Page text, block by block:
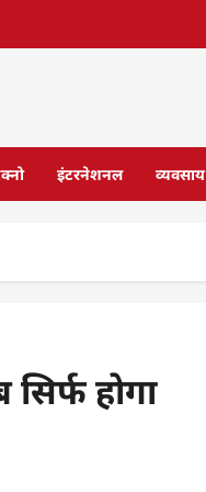
इंटरनेशनल व्यवसाय
होगा